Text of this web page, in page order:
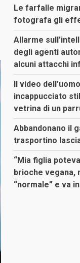
Le farfalle
fotografa gli
Allarme
degli agenti
alcuni attacchi
Il video
incappucciato
vetrina di un
Abbandonano il
trasportino
“Mia figlia
brioche vegana,
“normale” e va